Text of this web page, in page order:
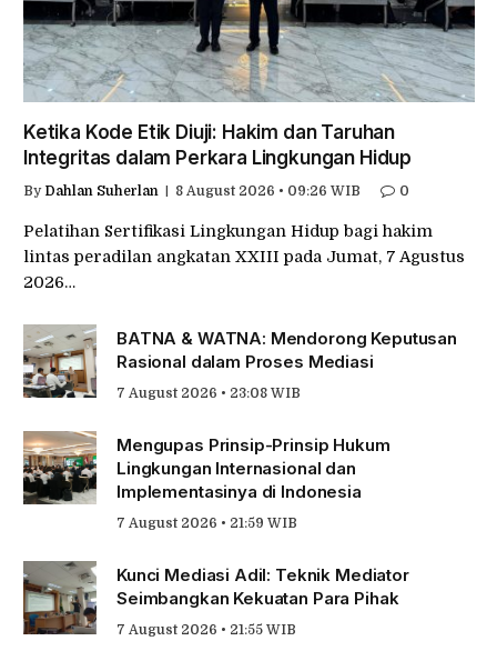
Ketika Kode Etik Diuji: Hakim dan Taruhan
Integritas dalam Perkara Lingkungan Hidup
By Dahlan Suherlan 8 August 2026 • 09:26 WIB 0
Pelatihan Sertifikasi Lingkungan Hidup bagi hakim
lintas peradilan angkatan XXIII pada Jumat, 7 Agustus
2026…
BATNA & WATNA: Mendorong Keputusan
Rasional dalam Proses Mediasi
7 August 2026 • 23:08 WIB
Mengupas Prinsip-Prinsip Hukum
Lingkungan Internasional dan
Implementasinya di Indonesia
7 August 2026 • 21:59 WIB
Kunci Mediasi Adil: Teknik Mediator
Seimbangkan Kekuatan Para Pihak
7 August 2026 • 21:55 WIB